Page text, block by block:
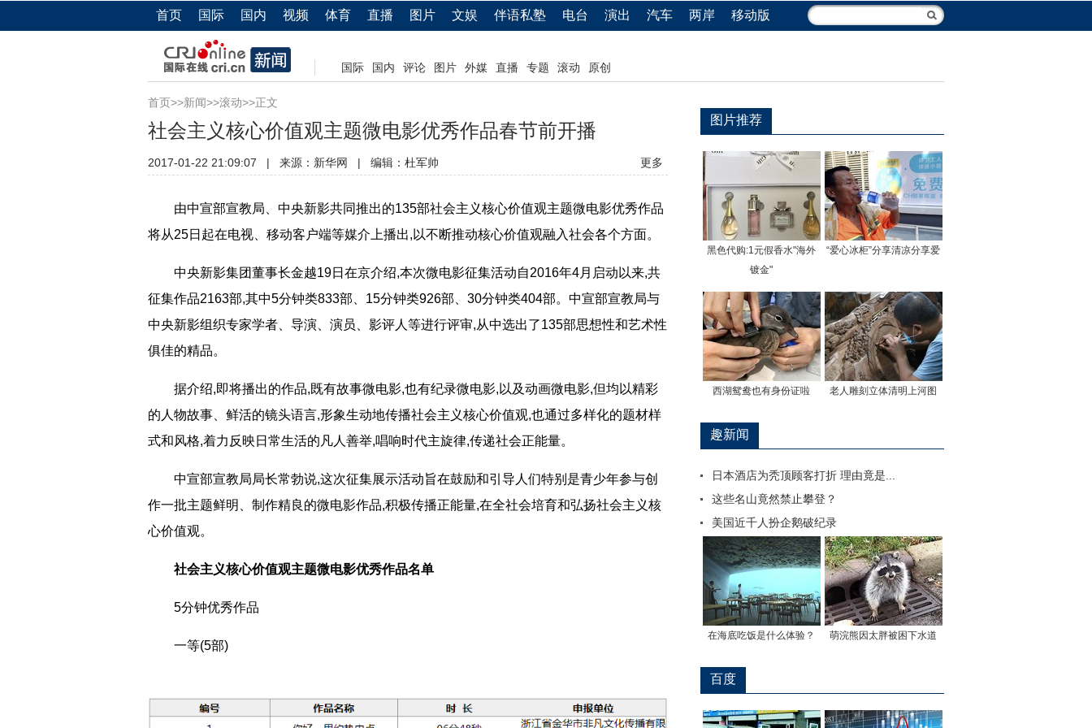
首页 国际 国内 视频 体育 直播 图片 文娱 伴语私塾 电台 演出 汽车 两岸 移动版
国际 国内 评论 图片 外媒 直播 专题 滚动 原创
首页>>新闻>>滚动>>正文
社会主义核心价值观主题微电影优秀作品春节前开播
2017-01-22 21:09:07 | 来源：新华网 | 编辑：杜军帅 更多
由中宣部宣教局、中央新影共同推出的135部社会主义核心价值观主题微电影优秀作品
将从25日起在电视、移动客户端等媒介上播出,以不断推动核心价值观融入社会各个方面。
中央新影集团董事长金越19日在京介绍,本次微电影征集活动自2016年4月启动以来,共
征集作品2163部,其中5分钟类833部、15分钟类926部、30分钟类404部。中宣部宣教局与
中央新影组织专家学者、导演、演员、影评人等进行评审,从中选出了135部思想性和艺术性
俱佳的精品。
据介绍,即将播出的作品,既有故事微电影,也有纪录微电影,以及动画微电影,但均以精彩
的人物故事、鲜活的镜头语言,形象生动地传播社会主义核心价值观,也通过多样化的题材样
式和风格,着力反映日常生活的凡人善举,唱响时代主旋律,传递社会正能量。
中宣部宣教局局长常勃说,这次征集展示活动旨在鼓励和引导人们特别是青少年参与创
作一批主题鲜明、制作精良的微电影作品,积极传播正能量,在全社会培育和弘扬社会主义核
心价值观。
社会主义核心价值观主题微电影优秀作品名单
5分钟优秀作品
一等(5部)
图片推荐
黑色代购:1元假香水"海外
镀金"
“爱心冰柜”分享清凉分享爱
西湖鸳鸯也有身份证啦 老人雕刻立体清明上河图
趣新闻
日本酒店为秃顶顾客打折 理由竟是...
这些名山竟然禁止攀登？
美国近千人扮企鹅破纪录
在海底吃饭是什么体验？ 萌浣熊因太胖被困下水道
百度